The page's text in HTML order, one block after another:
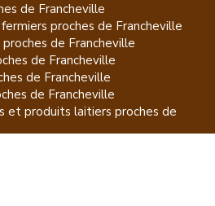
de Francheville
proches de Francheville
proches de Francheville
de Francheville
de Francheville
de Francheville
et produits laitiers proches de